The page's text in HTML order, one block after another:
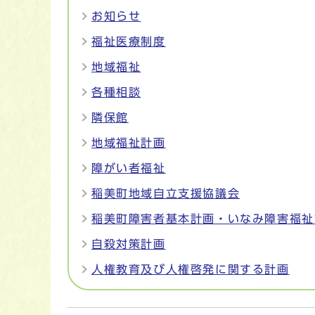
お知らせ
福祉医療制度
地域福祉
各種相談
隣保館
地域福祉計画
障がい者福祉
稲美町地域自立支援協議会
稲美町障害者基本計画・いなみ障害福
自殺対策計画
人権教育及び人権啓発に関する計画